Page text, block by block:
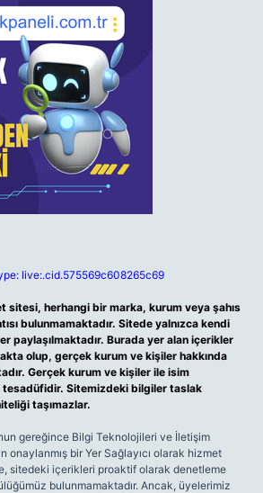
live:.cid.575569c608265c69
sitesi, herhangi bir marka, kurum veya şahıs
bulunmamaktadır. Sitede yalnızca kendi
paylaşılmaktadır. Burada yer alan içerikler
olup, gerçek kurum ve kişiler hakkında
Gerçek kurum ve kişiler ile isim
Sitemizdeki bilgiler taslak
taşımazlar.
gereğince Bilgi Teknolojileri ve İletişim
onaylanmış bir Yer Sağlayıcı olarak hizmet
sitedeki içerikleri proaktif olarak denetleme
bulunmamaktadır. Ancak, üyelerimiz